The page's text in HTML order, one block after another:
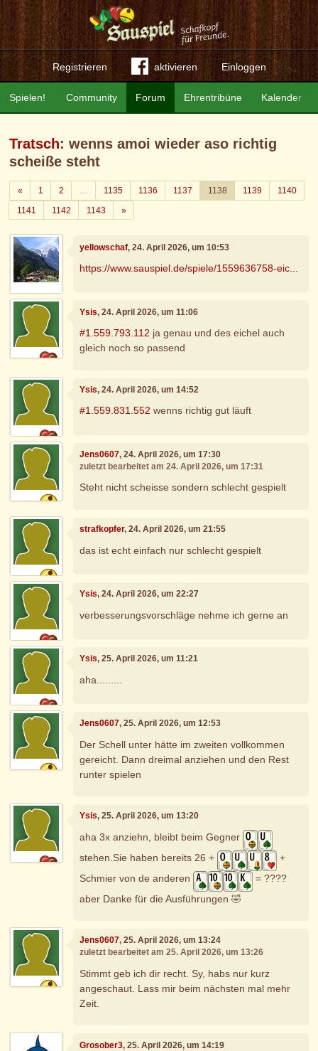
Registrieren aktivieren Einloggen
Community Forum Ehrentribüne Kalender
Spielen!
Tratsch: wenns amoi wieder aso richtig
scheiße steht
«Zurück
1 2 … 1135 1136 1137 1138 1139
1140
1141
1142 1143 »Weiter
yellowschaf, 24. April 2026, um 10:53
https://www.sauspiel.de/spiele/1559636758-eic...
Ysis, 24. April 2026, um 11:06
#1.559.793.112 ja genau und des eichel auch
gleich noch so passend
Ysis, 24. April 2026, um 14:52
#1.559.831.552 wenns richtig gut läuft
Jens0607, 24. April 2026, um 17:30
zuletzt bearbeitet am 24. April 2026, um 17:31
Steht nicht scheisse sondern schlecht gespielt
strafkopfer, 24. April 2026, um 21:55
das ist echt einfach nur schlecht gespielt
Ysis, 24. April 2026, um 22:27
verbesserungsvorschläge nehme ich gerne an
Ysis, 25. April 2026, um 11:21
aha.........
Jens0607, 25. April 2026, um 12:53
Der Schell unter hätte im zweiten vollkommen
gereicht. Dann dreimal anziehen und den Rest
runter spielen
Ysis, 25. April 2026, um 13:20
aha 3x anziehn, bleibt beim Gegner
stehen.Sie haben bereits 26 +
+
Schmier von de anderen
= ????
aber Danke für die Ausführungen 🤣
Jens0607, 25. April 2026, um 13:24
zuletzt bearbeitet am 25. April 2026, um 13:26
Stimmt geb ich dir recht. Sy, habs nur kurz
angeschaut. Lass mir beim nächsten mal mehr
Zeit.
Grosober3, 25. April 2026, um 14:19